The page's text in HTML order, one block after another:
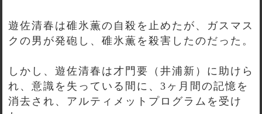
遊佐清春は碓氷薫の自殺を止めたが、ガスマス
クの男が発砲し、碓氷薫を殺害したのだった。
しかし、遊佐清春は才門要（井浦新）に助けら
れ、意識を失っている間に、3ヶ月間の記憶を
消去され、アルティメットプログラムを受け